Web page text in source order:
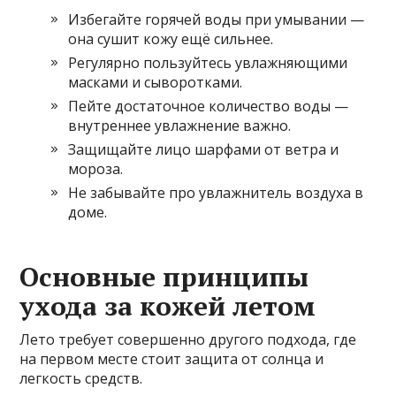
Избегайте горячей воды при умывании —
она сушит кожу ещё сильнее.
Регулярно пользуйтесь увлажняющими
масками и сыворотками.
Пейте достаточное количество воды —
внутреннее увлажнение важно.
Защищайте лицо шарфами от ветра и
мороза.
Не забывайте про увлажнитель воздуха в
доме.
Основные принципы
ухода за кожей летом
Лето требует совершенно другого подхода, где
на первом месте стоит защита от солнца и
легкость средств.